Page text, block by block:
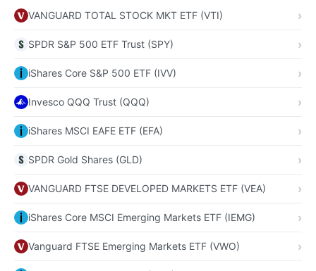
VANGUARD TOTAL STOCK MKT ETF (VTI)
SPDR S&P 500 ETF Trust (SPY)
iShares Core S&P 500 ETF (IVV)
Invesco QQQ Trust (QQQ)
iShares MSCI EAFE ETF (EFA)
SPDR Gold Shares (GLD)
VANGUARD FTSE DEVELOPED MARKETS ETF (VEA)
iShares Core MSCI Emerging Markets ETF (IEMG)
Vanguard FTSE Emerging Markets ETF (VWO)